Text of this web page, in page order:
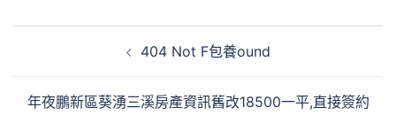
404 Not F包養ound
年夜鵬新區葵湧三溪房產資訊舊改18500一平,直接簽約